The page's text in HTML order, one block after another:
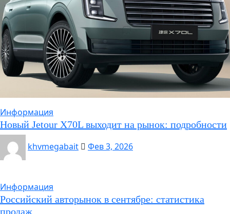
Информация
Новый Jetour X70L выходит на рынок: подробности
khvmegabait
Фев 3, 2026
Информация
Российский авторынок в сентябре: статистика
продаж